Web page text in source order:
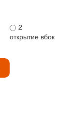
2
открытие вбок